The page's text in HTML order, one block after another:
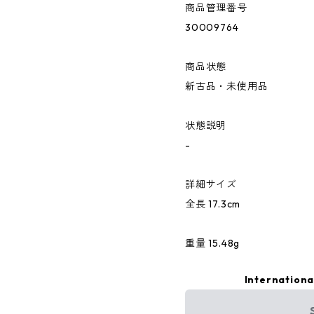
商品管理番号
30009764
商品状態
新古品・未使用品
状態説明
-
詳細サイズ
全長 17.3cm
重量 15.48g